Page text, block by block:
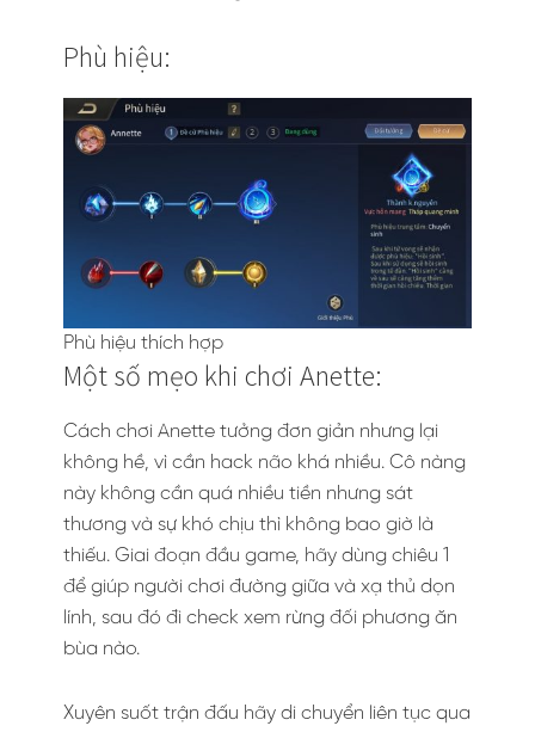
Phù hiệu:
Phù hiệu thích hợp
Một số mẹo khi chơi Anette:
Cách chơi Anette tưởng đơn giản nhưng lại
không hề, vì cần hack não khá nhiều. Cô nàng
này không cần quá nhiều tiền nhưng sát
thương và sự khó chịu thì không bao giờ là
thiếu. Giai đoạn đầu game, hãy dùng chiêu 1
để giúp người chơi đường giữa và xạ thủ dọn
lính, sau đó đi check xem rừng đối phương ăn
bùa nào.
Xuyên suốt trận đấu hãy di chuyển liên tục qua